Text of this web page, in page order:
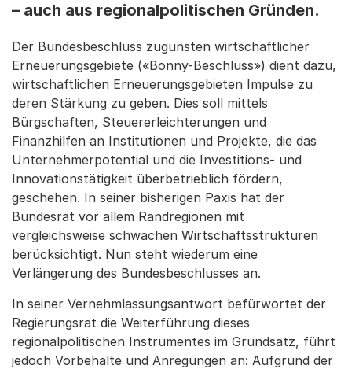
– auch aus regionalpolitischen Gründen.
Der Bundesbeschluss zugunsten wirtschaftlicher
Erneuerungsgebiete («Bonny-Beschluss») dient dazu,
wirtschaftlichen Erneuerungsgebieten Impulse zu
deren Stärkung zu geben. Dies soll mittels
Bürgschaften, Steuererleichterungen und
Finanzhilfen an Institutionen und Projekte, die das
Unternehmerpotential und die Investitions- und
Innovationstätigkeit überbetrieblich fördern,
geschehen. In seiner bisherigen Paxis hat der
Bundesrat vor allem Randregionen mit
vergleichsweise schwachen Wirtschaftsstrukturen
berücksichtigt. Nun steht wiederum eine
Verlängerung des Bundesbeschlusses an.
In seiner Vernehmlassungsantwort befürwortet der
Regierungsrat die Weiterführung dieses
regionalpolitischen Instrumentes im Grundsatz, führt
jedoch Vorbehalte und Anregungen an: Aufgrund der